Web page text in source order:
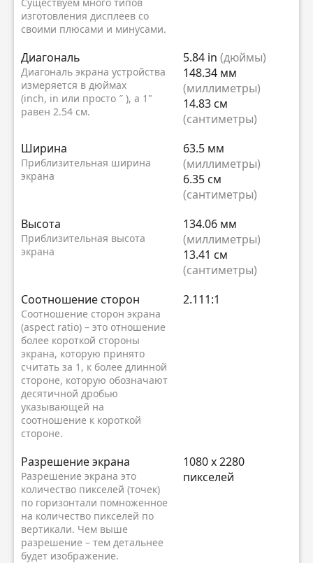
изготовления дисплеев со
своими плюсами и минусами.
Диагональ
Диагональ экрана устройства
измеряется в дюймах
(inch, in или просто ″ ), а 1"
равен 2.54 см.
5.84 in (дюймы)
148.34 мм
(миллиметры)
14.83 см
(сантиметры)
Ширина
Приблизительная ширина
экрана
63.5 мм
(миллиметры)
6.35 см
(сантиметры)
Высота
Приблизительная высота
экрана
134.06 мм
(миллиметры)
13.41 см
(сантиметры)
Соотношение сторон
Соотношение сторон экрана
(aspect ratio) – это отношение
более короткой стороны
экрана, которую принято
считать за 1, к более длинной
стороне, которую обозначают
десятичной дробью
указывающей на
соотношение к короткой
стороне.
2.111:1
Разрешение экрана
Разрешение экрана это
количество пикселей (точек)
по горизонтали помноженное
на количество пикселей по
вертикали. Чем выше
разрешение – тем детальнее
будет изображение.
1080 x 2280
пикселей